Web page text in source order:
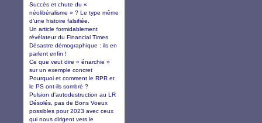
Succès et chute du «
néolibéralisme » ? Le type même
d’une histoire falsifiée.
Un article formidablement
révélateur du Financial Times
Désastre démographique : ils en
parlent enfin !
Ce que veut dire « énarchie »
sur un exemple concret
Pourquoi et comment le RPR et
le PS ont-ils sombré ?
Pulsion d'autodestruction au LR
Désolés, pas de Bons Voeux
possibles pour 2023 avec ceux
qui nous dirigent vers le